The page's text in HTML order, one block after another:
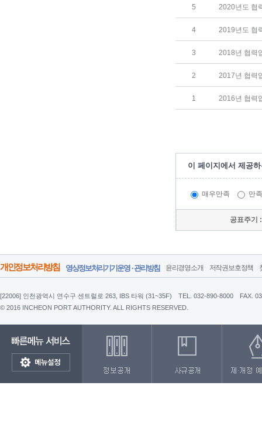
5 2020년도 협
4 2019년도 협
3 2018년 협력
2 2017년 협력
1 2016년 협력
이 페이지에서 제공
매우만족 만족
공표주기
개인정보처리방침 영상정보처리기기운영 · 관리방침 윤리경영소개 저작권보호정책
[22006] 인천광역시 연수구 센트럴로 263, IBS 타워 (31~35F) TEL. 032-890-8000
FAX.
© 2016 INCHEON PORT AUTHORITY. ALL RIGHTS RESERVED.